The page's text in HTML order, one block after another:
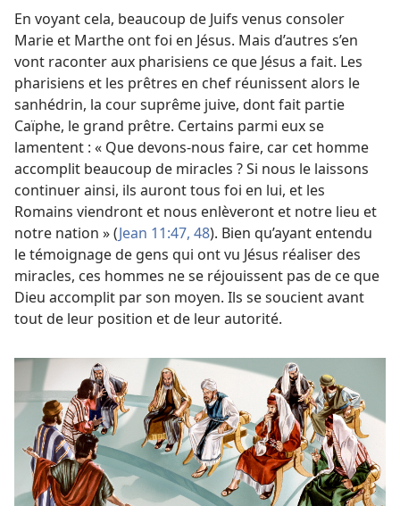
En voyant cela, beaucoup de Juifs venus consoler
Marie et Marthe ont foi en Jésus. Mais d’autres s’en
vont raconter aux pharisiens ce que Jésus a fait. Les
pharisiens et les prêtres en chef réunissent alors le
sanhédrin, la cour suprême juive, dont fait partie
Caïphe, le grand prêtre. Certains parmi eux se
lamentent : « Que devons-​nous faire, car cet homme
accomplit beaucoup de miracles ? Si nous le laissons
continuer ainsi, ils auront tous foi en lui, et les
Romains viendront et nous enlèveront et notre lieu et
notre nation » (Jean 11:47, 48). Bien qu’ayant entendu
le témoignage de gens qui ont vu Jésus réaliser des
miracles, ces hommes ne se réjouissent pas de ce que
Dieu accomplit par son moyen. Ils se soucient avant
tout de leur position et de leur autorité.